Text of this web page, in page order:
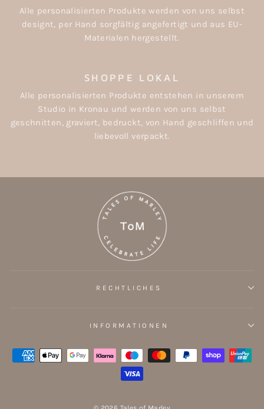
Alle personalisierten Produkte werden von uns selbst
designt, per Hand sorgfältig angefertigt und aus EU-
Materialen hergestellt.
SHOPPE LOKAL
Alle personalisierten Produkte entstehen in unserem
Studio in Kronau und werden von uns selbst
geschnitten, graviert, bedruckt, von Hand geschliffen und
liebevoll verpackt.
RECHTLICHES
INFORMATIONEN